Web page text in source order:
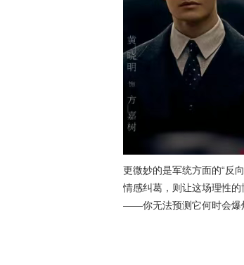
更微妙的是军统方面的“反
情感纠葛，则让这场理性
——你无法预测它何时会爆